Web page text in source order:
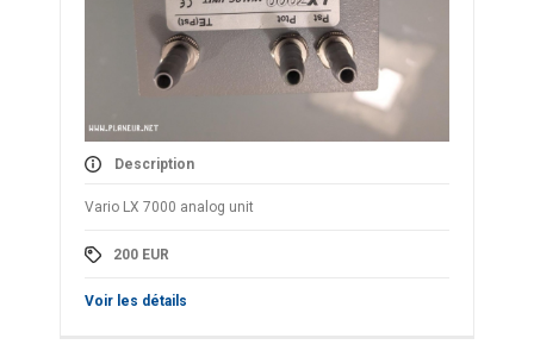
Description
Vario LX 7000 analog unit
200 EUR
Voir les détails